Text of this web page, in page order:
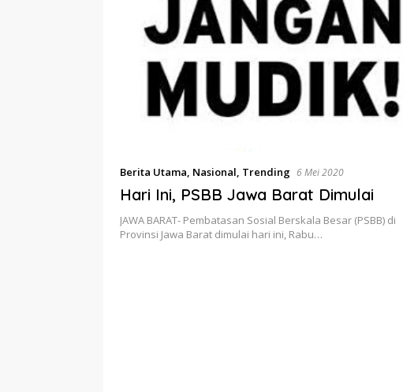
Berita Utama, Nasional, Trending 6 Mei 2020
Hari Ini, PSBB Jawa Barat Dimulai
JAWA BARAT- Pembatasan Sosial Berskala Besar (PSBB) di
Provinsi Jawa Barat dimulai hari ini, Rabu…